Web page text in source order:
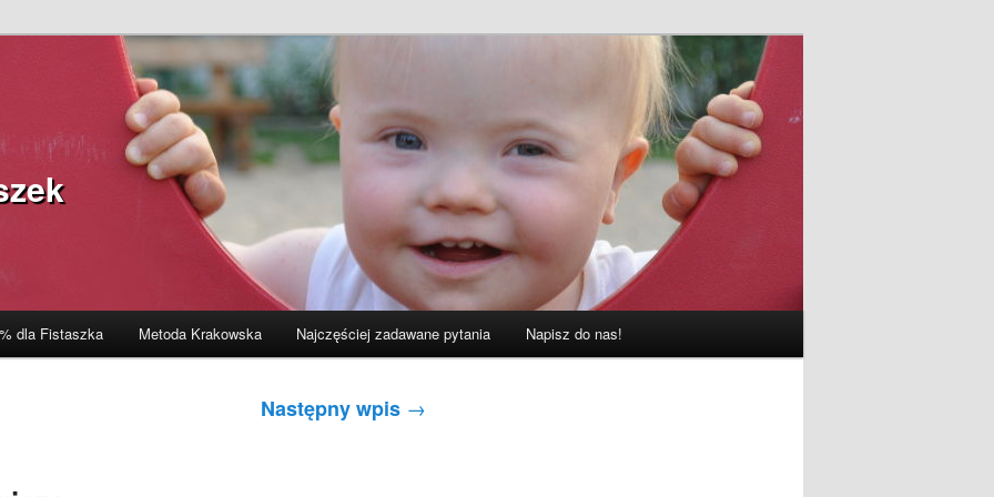
dla Fistaszka Metoda Krakowska Najczęściej zadawane pytania Napisz do nas!
Następny wpis →